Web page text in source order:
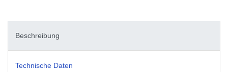
Beschreibung
Technische Daten